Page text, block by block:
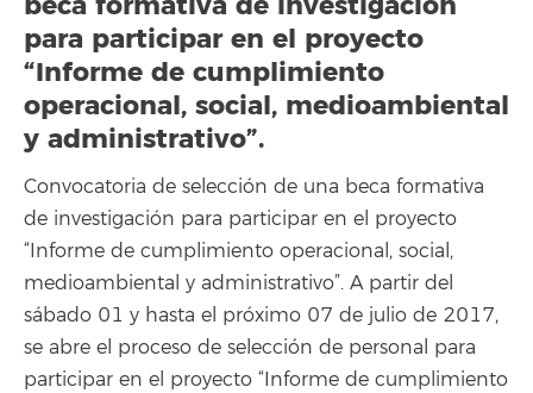
para participar en el proyecto
“Informe de cumplimiento
operacional, social, medioambiental
y administrativo”.
Convocatoria de selección de una beca formativa
de investigación para participar en el proyecto
“Informe de cumplimiento operacional, social,
medioambiental y administrativo”. A partir del
sábado 01 y hasta el próximo 07 de julio de 2017,
se abre el proceso de selección de personal para
participar en el proyecto “Informe de cumplimiento